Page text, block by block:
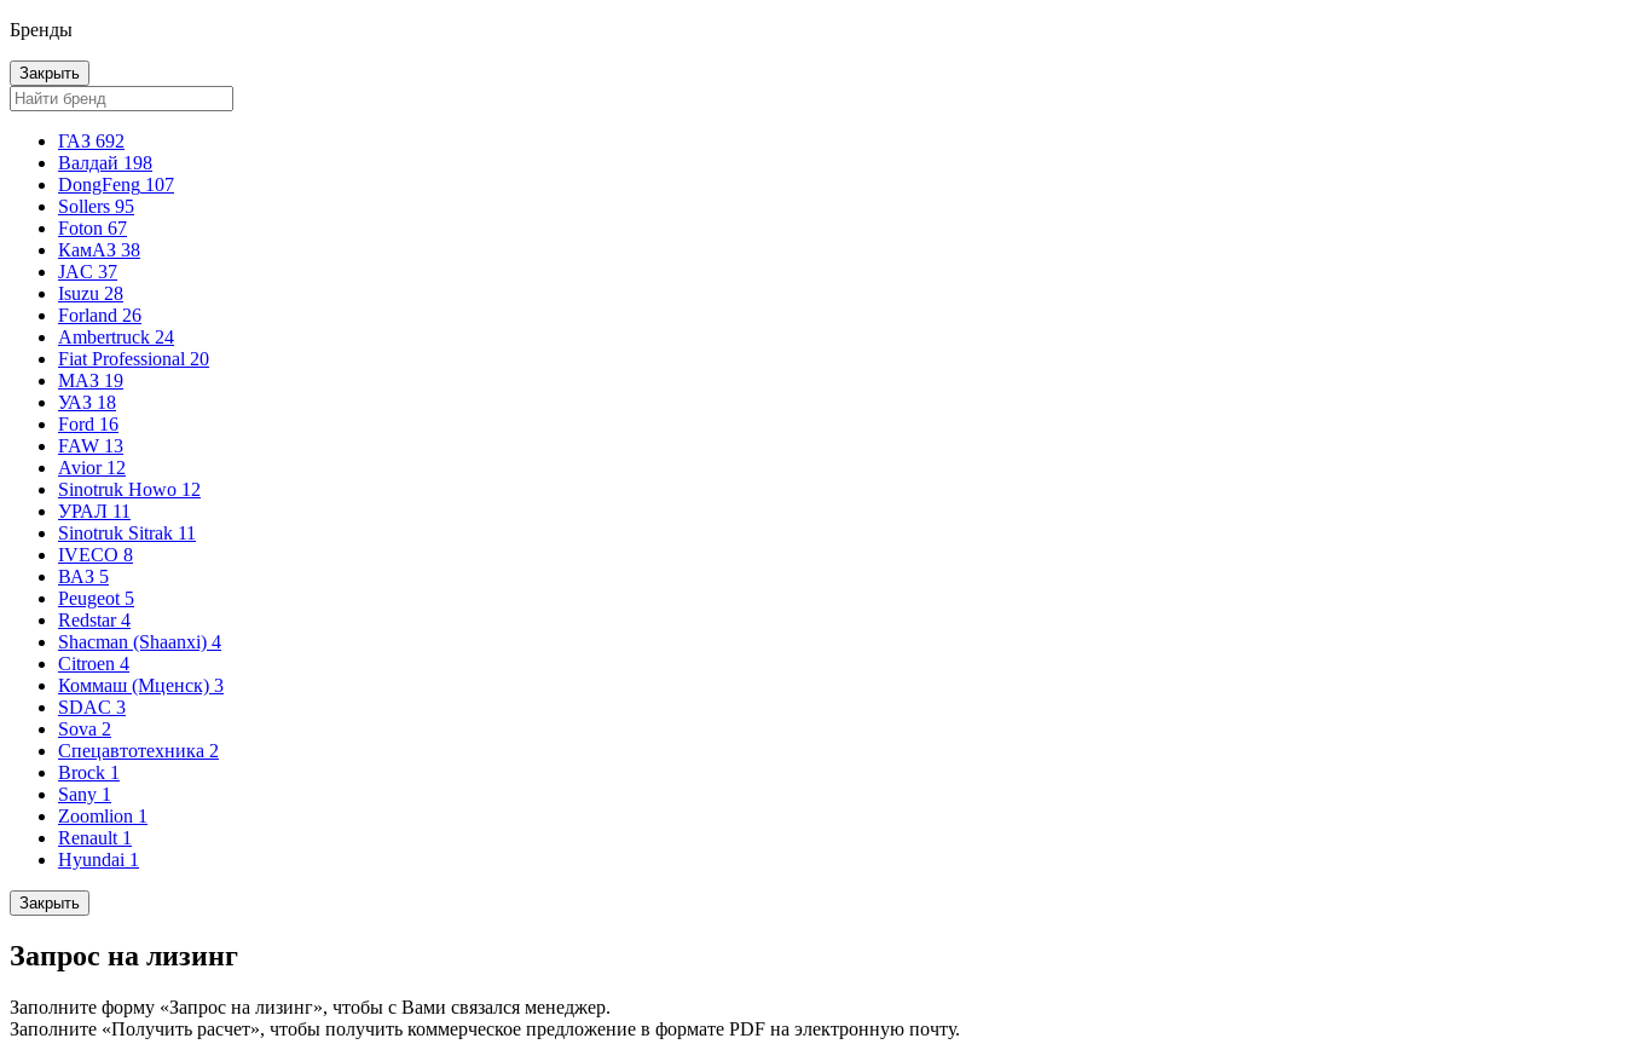
Бренды
Закрыть
ГАЗ 692
Валдай 198
DongFeng 107
Sollers 95
Foton 67
КамАЗ 38
JAC 37
Isuzu 28
Forland 26
Ambertruck 24
Fiat Professional 20
МАЗ 19
УАЗ 18
Ford 16
FAW 13
Avior 12
Sinotruk Howo 12
УРАЛ 11
Sinotruk Sitrak 11
IVECO 8
ВАЗ 5
Peugeot 5
Redstar 4
Shacman (Shaanxi) 4
Citroen 4
Коммаш (Мценск) 3
SDAC 3
Sova 2
Спецавтотехника 2
Brock 1
Sany 1
Zoomlion 1
Renault 1
Hyundai 1
Закрыть
Запрос на лизинг
Заполните форму «Запрос на лизинг», чтобы с Вами связался менеджер.
Заполните «Получить расчет», чтобы получить коммерческое предложение в формате PDF на электронную почту.